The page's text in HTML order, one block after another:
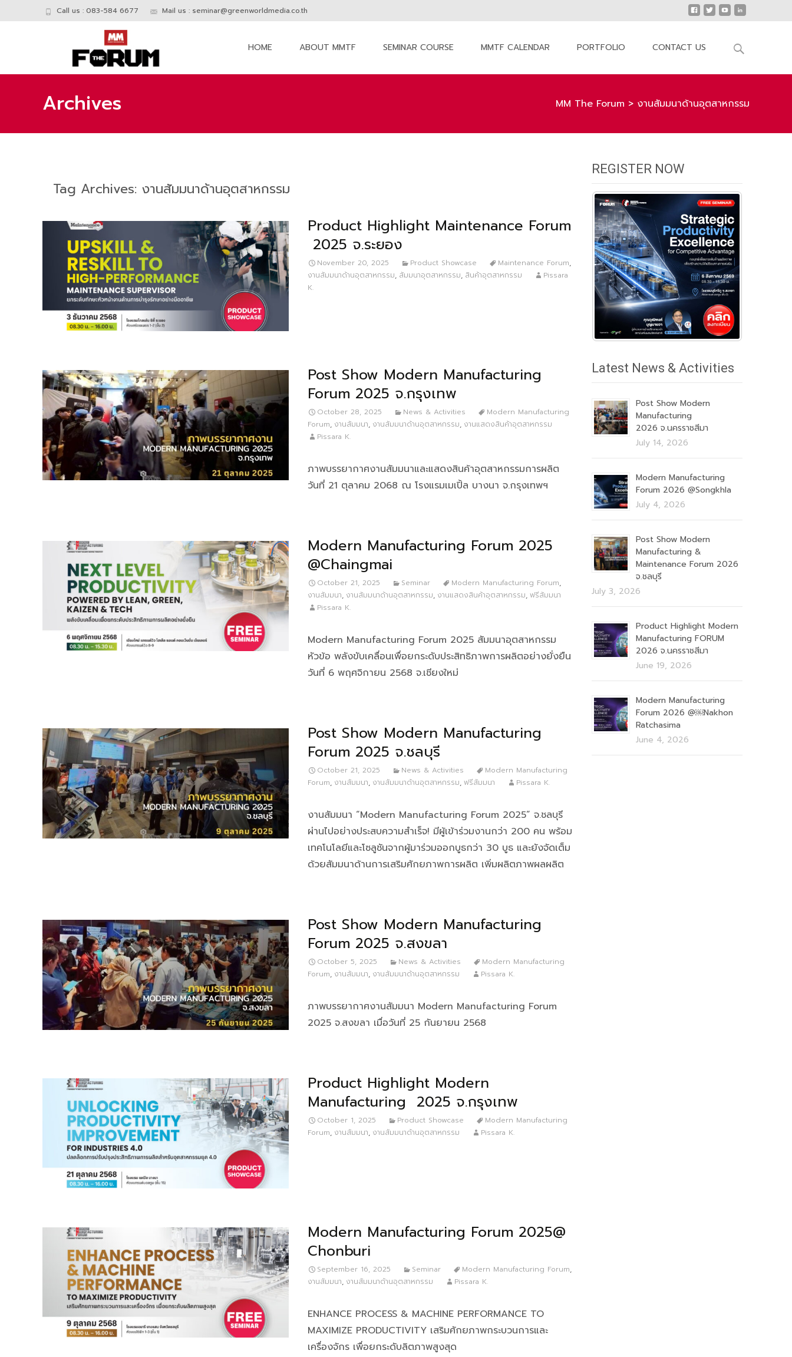
Call us : 083-584 6677 Mail us : seminar@greenworldmedia.co.th
HOME ABOUT MMTF SEMINAR COURSE MMTF CALENDAR PORTFOLIO CONTACT US
Search
Archives MM The Forum > งานสัมมนาด้านอุตสาหกรรม
Tag Archives: งานสัมมนาด้านอุตสาหกรรม
Product Highlight Maintenance Forum
2025 จ.ระยอง
November 20, 2025 Product Showcase Maintenance Forum,
งานสัมมนาด้านอุตสาหกรรม, สัมมนาอุตสาหกรรม, สินค้าอุตสาหกรรม
Pissara
K.
Post Show Modern Manufacturing
Forum 2025 จ.กรุงเทพ
October 28, 2025 News & Activities
Modern Manufacturing
Forum, งานสัมมนา, งานสัมมนาด้านอุตสาหกรรม, งานแสดงสินค้าอุตสาหกรรม
Pissara K.
ภาพบรรยากาศงานสัมมนาและแสดงสินค้าอุตสาหกรรมการผลิต
วันที่ 21 ตุลาคม 2068 ณ โรงแรมเมเปิ้ล บางนา จ.กรุงเทพฯ
Modern Manufacturing Forum 2025
@Chaingmai
October 21, 2025 Seminar Modern Manufacturing Forum,
งานสัมมนา, งานสัมมนาด้านอุตสาหกรรม, งานแสดงสินค้าอุตสาหกรรม, ฟรีสัมมนา
Pissara K.
Modern Manufacturing Forum 2025 สัมมนาอุตสาหกรรม
หัวข้อ พลังขับเคลื่อนเพื่อยกระดับประสิทธิภาพการผลิตอย่างยั่งยืน
วันที่ 6 พฤศจิกายน 2568 จ.เชียงใหม่
Post Show Modern Manufacturing
Forum 2025 จ.ชลบุรี
October 21, 2025 News & Activities
Modern Manufacturing
Forum, งานสัมมนา, งานสัมมนาด้านอุตสาหกรรม, ฟรีสัมมนา Pissara K.
งานสัมมนา “Modern Manufacturing Forum 2025” จ.ชลบุรี
ผ่านไปอย่างประสบความสำเร็จ! มีผู้เข้าร่วมงานกว่า 200 คน พร้อม
เทคโนโลยีและโซลูชันจากผู้มาร่วมออกบูธกว่า 30 บูธ และยังจัดเต็ม
ด้วยสัมมนาด้านการเสริมศักยภาพการผลิต เพิ่มผลิตภาพผลผลิต
Post Show Modern Manufacturing
Forum 2025 จ.สงขลา
October 5, 2025 News & Activities
Modern Manufacturing
Forum, งานสัมมนา, งานสัมมนาด้านอุตสาหกรรม Pissara K.
ภาพบรรยากาศงานสัมมนา Modern Manufacturing Forum
2025 จ.สงขลา เมื่อวันที่ 25 กันยายน 2568
Product Highlight Modern
Manufacturing 2025 จ.กรุงเทพ
October 1, 2025 Product Showcase
Modern Manufacturing
Forum, งานสัมมนา, งานสัมมนาด้านอุตสาหกรรม Pissara K.
Modern Manufacturing Forum 2025@
Chonburi
September 16, 2025 Seminar Modern Manufacturing Forum,
งานสัมมนา, งานสัมมนาด้านอุตสาหกรรม Pissara K.
ENHANCE PROCESS & MACHINE PERFORMANCE TO
MAXIMIZE PRODUCTIVITY เสริมศักยภาพกระบวนการและ
เครื่องจักร เพื่อยกระดับลิตภาพสูงสุด
REGISTER NOW
Latest News & Activities
Post Show Modern
Manufacturing
2026 จ.นครราชสีมา
July 14, 2026
Modern Manufacturing
Forum 2026 @Songkhla
July 4, 2026
Post Show Modern
Manufacturing &
Maintenance Forum 2026
จ.ชลบุรี
July 3, 2026
Product Highlight Modern
Manufacturing FORUM
2026 จ.นครราชสีมา
June 19, 2026
Modern Manufacturing
Forum 2026 @￼Nakhon
Ratchasima
June 4, 2026